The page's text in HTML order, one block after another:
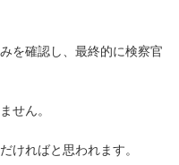
を確認し、最終的に検察官
せん。
ければと思われます。